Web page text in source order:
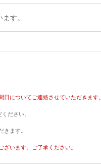
す。
についてご連絡させていただきます。
ださい。
ます。
います。ご了承ください。